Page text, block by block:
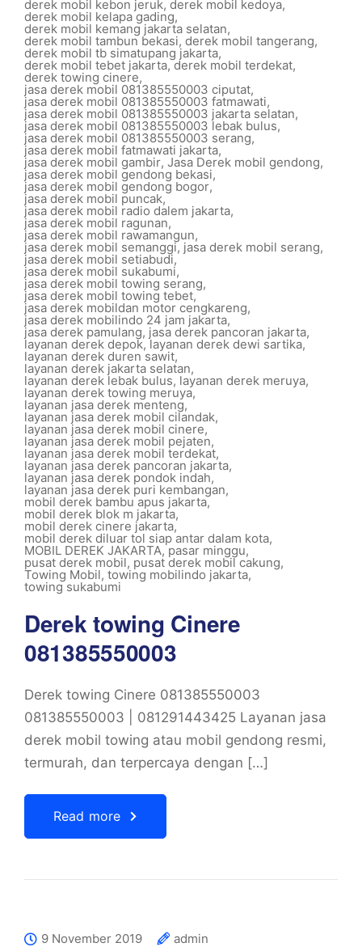
derek mobil kebon jeruk, derek mobil kedoya,
derek mobil kelapa gading,
derek mobil kemang jakarta selatan,
derek mobil tambun bekasi, derek mobil tangerang,
derek mobil tb simatupang jakarta,
derek mobil tebet jakarta,derek mobil terdekat,
derek towing cinere,
jasa derek mobil 081385550003 ciputat,
jasa derek mobil 081385550003 fatmawati,
jasa derek mobil 081385550003 jakarta selatan,
jasa derek mobil 081385550003 lebak bulus,
jasa derek mobil 081385550003 serang,
jasa derek mobil fatmawati jakarta,
jasa derek mobil gambir, Jasa Derek mobil gendong,
jasa derek mobil gendong bekasi,
jasa derek mobil gendong bogor,
jasa derek mobil puncak,
jasa derek mobil radio dalem jakarta,
jasa derek mobil ragunan,
jasa derek mobil rawamangun,
jasa derek mobil semanggi, jasa derek mobil serang,
jasa derek mobil setiabudi,
jasa derek mobil sukabumi,
jasa derek mobil towing serang,
jasa derek mobil towing tebet,
jasa derek mobildan motor cengkareng,
jasa derek mobilindo 24 jam jakarta,
jasa derek pamulang, jasa derek pancoran jakarta,
layanan derek depok,layanan derek dewi sartika,
layanan derek duren sawit,
layanan derek jakarta selatan,
layanan derek lebak bulus, layanan derek meruya,
layanan derek towing meruya,
layanan jasa derek menteng,
layanan jasa derek mobil cilandak,
layanan jasa derek mobil cinere,
layanan jasa derek mobil pejaten,
layanan jasa derek mobil terdekat,
layanan jasa derek pancoran jakarta,
layanan jasa derek pondok indah,
layanan jasa derek puri kembangan,
mobil derek bambu apus jakarta,
mobil derek blok m jakarta,
mobil derek cinere jakarta,
mobil derek diluar tol siap antar dalam kota,
MOBIL DEREK JAKARTA,pasar minggu,
pusat derek mobil, pusat derek mobil cakung,
Towing Mobil, towing mobilindo jakarta,
towing sukabumi
Derek towing Cinere
081385550003
Derek towing Cinere 081385550003
081385550003 | 081291443425 Layanan jasa
derek mobil towing atau mobil gendong resmi,
termurah, dan terpercaya dengan […]
Read more
9 November 2019
admin